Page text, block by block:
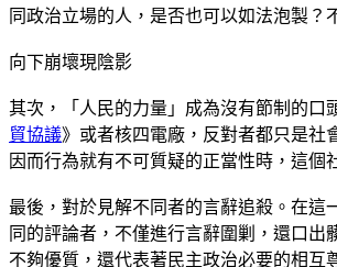
同政治立場的人，是否也可以如法泡製？
向下崩壞現陰影
其次，「人民的力量」成為沒有節制的口
貿協議》或者核四電廠，反對者都只是社
因而行為就有不可質疑的正當性時，這個
最後，對於見解不同者的言辭追殺。在
同的評論者，不僅進行言辭圍剿，還口
不夠優質，還代表著民主政治必要的相互